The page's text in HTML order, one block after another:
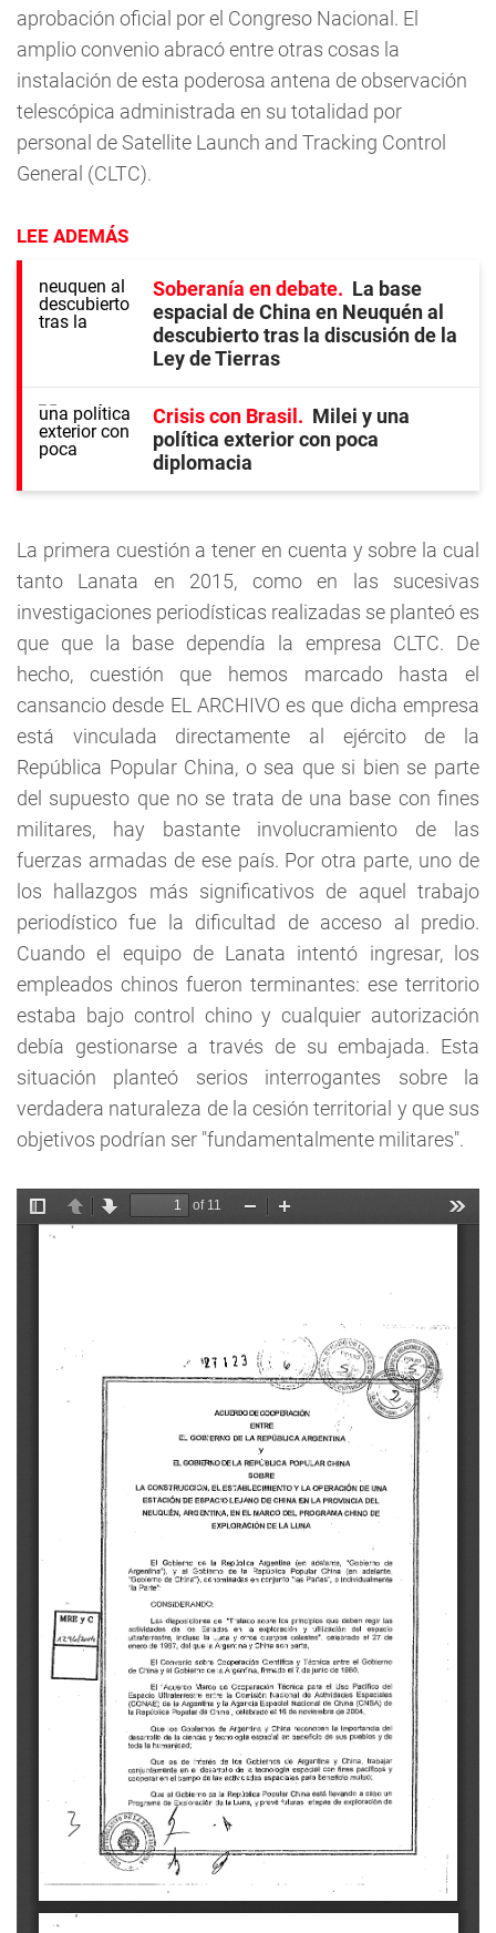
aprobación oficial por el Congreso Nacional. El
amplio convenio abracó entre otras cosas la
instalación de esta poderosa antena de observación
telescópica administrada en su totalidad por
personal de Satellite Launch and Tracking Control
General (CLTC).
LEE ADEMÁS
Soberanía en debate
La base
espacial de China en Neuquén al
descubierto tras la discusión de la
Ley de Tierras
Crisis con Brasil
Milei y una
política exterior con poca
diplomacia
La primera cuestión a tener en cuenta y sobre la cual
tanto Lanata en 2015, como en las sucesivas
investigaciones periodísticas realizadas se planteó es
que que la base dependía la empresa CLTC. De
hecho, cuestión que hemos marcado hasta el
cansancio desde EL ARCHIVO es que dicha empresa
está vinculada directamente al ejército de la
República Popular China, o sea que si bien se parte
del supuesto que no se trata de una base con fines
militares, hay bastante involucramiento de las
fuerzas armadas de ese país. Por otra parte, uno de
los hallazgos más significativos de aquel trabajo
periodístico fue la dificultad de acceso al predio.
Cuando el equipo de Lanata intentó ingresar, los
empleados chinos fueron terminantes: ese territorio
estaba bajo control chino y cualquier autorización
debía gestionarse a través de su embajada. Esta
situación planteó serios interrogantes sobre la
verdadera naturaleza de la cesión territorial y que sus
objetivos podrían ser "fundamentalmente militares".